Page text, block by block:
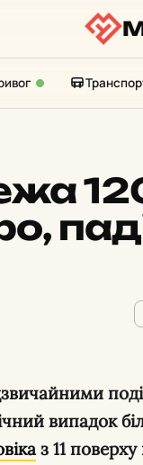
випадок
з 11 поверху